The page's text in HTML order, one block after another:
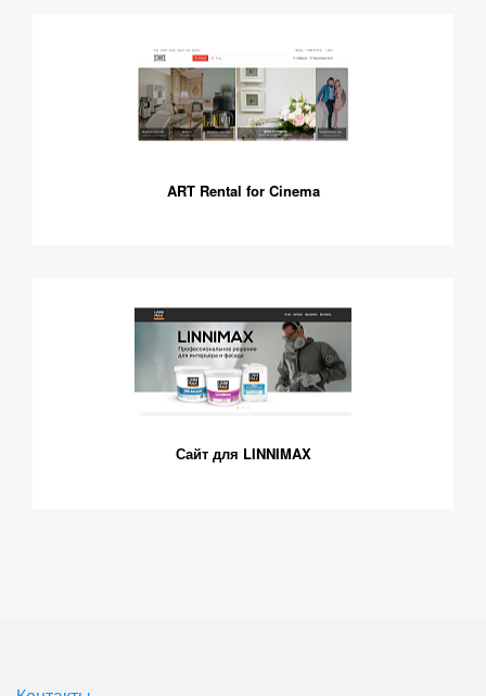
ART Rental for Cinema
Сайт для LINNIMAX